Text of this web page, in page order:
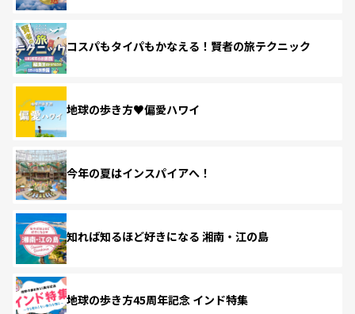
コスパもタイパもかなえる！賢者の旅テクニック
地球の歩き方♥偏愛ハワイ
今年の夏はインスパイアへ！
知れば知るほど好きになる 湘南・江の島
地球の歩き方45周年記念 インド特集